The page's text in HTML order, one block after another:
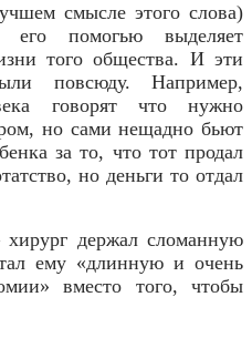
смысле этого слова)
помогью выделяет
того общества. И эти
повсюду. Например,
говорят что нужно
но сами нещадно бьют
за то, что тот продал
но деньги то отдал
держал сломанную
ему «длинную и очень
вместо того, чтобы